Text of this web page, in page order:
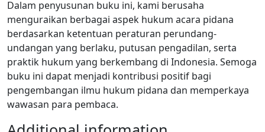
Dalam penyusunan buku ini, kami berusaha
menguraikan berbagai aspek hukum acara pidana
berdasarkan ketentuan peraturan perundang-
undangan yang berlaku, putusan pengadilan, serta
praktik hukum yang berkembang di Indonesia. Semoga
buku ini dapat menjadi kontribusi positif bagi
pengembangan ilmu hukum pidana dan memperkaya
wawasan para pembaca.